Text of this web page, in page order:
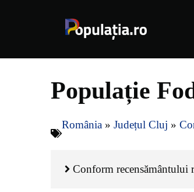
Populație
România » Județul Cluj »
Conform recensământului